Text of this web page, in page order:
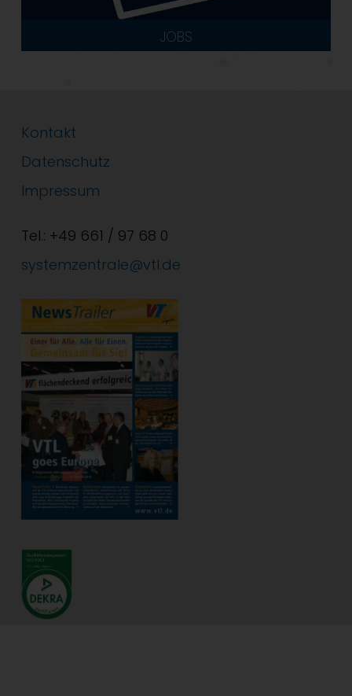
JOBS
Kontakt
Datenschutz
Impressum
Tel.: +49 661 / 97 68 0
systemzentrale@vtl.de